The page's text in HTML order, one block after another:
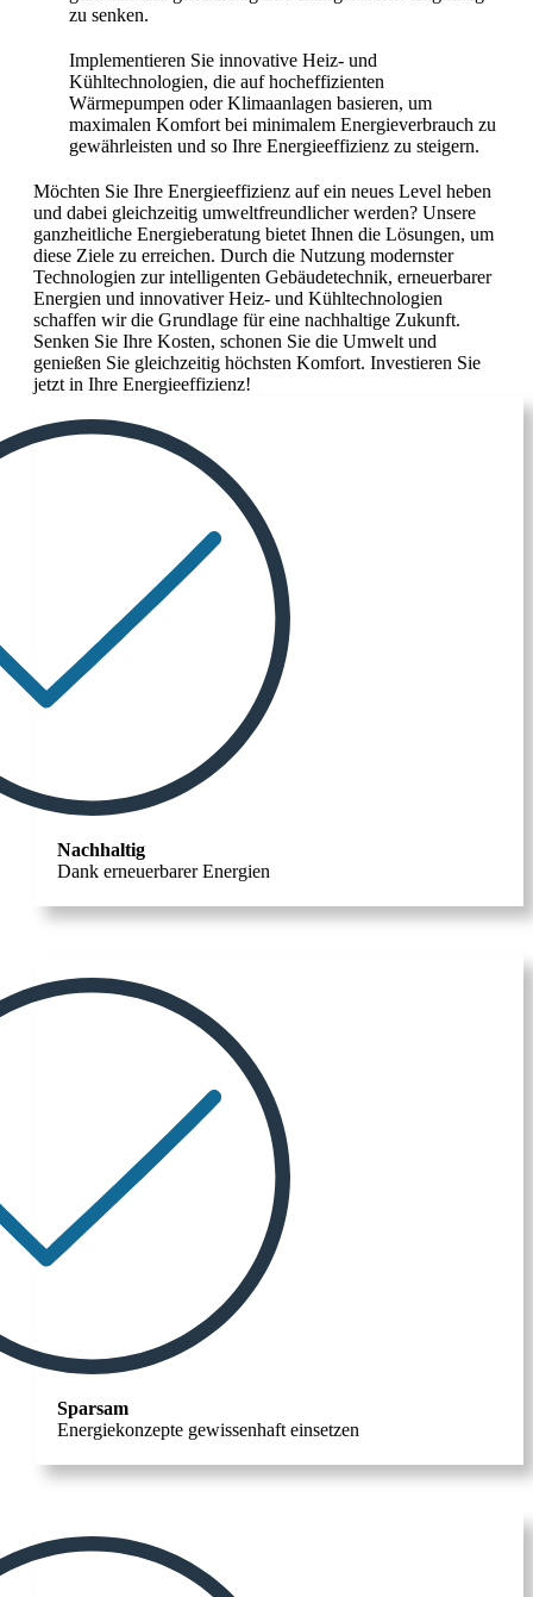
zu senken.
Implementieren Sie innovative Heiz- und
Kühltechnologien, die auf hocheffizienten
Wärmepumpen oder Klimaanlagen basieren, um
maximalen Komfort bei minimalem Energieverbrauch zu
gewährleisten und so Ihre Energieeffizienz zu steigern.
Möchten Sie Ihre Energieeffizienz auf ein neues Level heben
und dabei gleichzeitig umweltfreundlicher werden? Unsere
ganzheitliche Energieberatung bietet Ihnen die Lösungen, um
diese Ziele zu erreichen. Durch die Nutzung modernster
Technologien zur intelligenten Gebäudetechnik, erneuerbarer
Energien und innovativer Heiz- und Kühltechnologien
schaffen wir die Grundlage für eine nachhaltige Zukunft.
Senken Sie Ihre Kosten, schonen Sie die Umwelt und
genießen Sie gleichzeitig höchsten Komfort. Investieren Sie
jetzt in Ihre Energieeffizienz!
Nachhaltig
Dank erneuerbarer Energien
Sparsam
Energiekonzepte gewissenhaft einsetzen